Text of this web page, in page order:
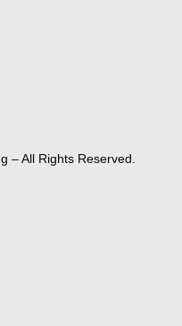
– All Rights Reserved.